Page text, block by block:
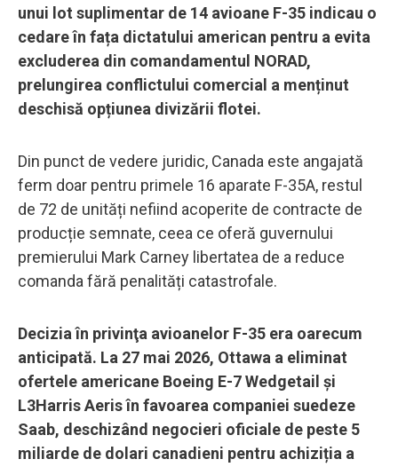
unui lot suplimentar de 14 avioane F-35 indicau o
cedare în fața dictatului american pentru a evita
excluderea din comandamentul NORAD,
prelungirea conflictului comercial a menținut
deschisă opțiunea divizării flotei.
Din punct de vedere juridic, Canada este angajată
ferm doar pentru primele 16 aparate F-35A, restul
de 72 de unități nefiind acoperite de contracte de
producție semnate, ceea ce oferă guvernului
premierului Mark Carney libertatea de a reduce
comanda fără penalități catastrofale.
Decizia în privinţa avioanelor F-35 era oarecum
anticipată. La 27 mai 2026, Ottawa a eliminat
ofertele americane Boeing E-7 Wedgetail și
L3Harris Aeris în favoarea companiei suedeze
Saab, deschizând negocieri oficiale de peste 5
miliarde de dolari canadieni pentru achiziția a